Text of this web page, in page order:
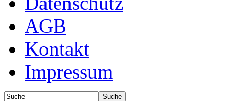
AGB
Kontakt
Impressum